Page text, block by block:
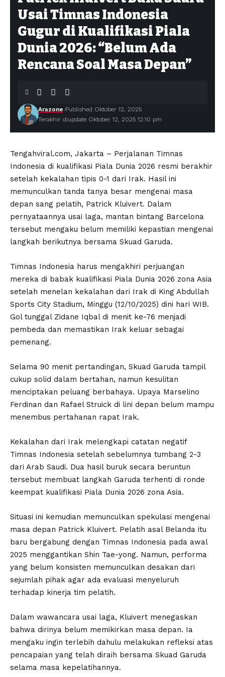
Usai Timnas Indonesia
Gugur di Kualifikasi Piala
Dunia 2026: “Belum Ada
Rencana Soal Masa Depan”
Terakhir diupdate Oktober 12, 2025 12:10 pm
Arazone Published Oktober 12, 2025
Tengahviral.com, Jakarta – Perjalanan Timnas
Indonesia di kualifikasi Piala Dunia 2026 resmi berakhir
setelah kekalahan tipis 0-1 dari Irak. Hasil ini
memunculkan tanda tanya besar mengenai masa
depan sang pelatih, Patrick Kluivert. Dalam
pernyataannya usai laga, mantan bintang Barcelona
tersebut mengaku belum memiliki kepastian mengenai
langkah berikutnya bersama Skuad Garuda.
Timnas Indonesia harus mengakhiri perjuangan
mereka di babak kualifikasi Piala Dunia 2026 zona Asia
setelah menelan kekalahan dari Irak di King Abdullah
Sports City Stadium, Minggu (12/10/2025) dini hari WIB.
Gol tunggal Zidane Iqbal di menit ke-76 menjadi
pembeda dan memastikan Irak keluar sebagai
pemenang.
Selama 90 menit pertandingan, Skuad Garuda tampil
cukup solid dalam bertahan, namun kesulitan
menciptakan peluang berbahaya. Upaya Marselino
Ferdinan dan Rafael Struick di lini depan belum mampu
menembus pertahanan rapat Irak.
Kekalahan dari Irak melengkapi catatan negatif
Timnas Indonesia setelah sebelumnya tumbang 2-3
dari Arab Saudi. Dua hasil buruk secara beruntun
tersebut membuat langkah Garuda terhenti di ronde
keempat kualifikasi Piala Dunia 2026 zona Asia.
Situasi ini kemudian memunculkan spekulasi mengenai
masa depan Patrick Kluivert. Pelatih asal Belanda itu
baru bergabung dengan Timnas Indonesia pada awal
2025 menggantikan Shin Tae-yong. Namun, performa
yang belum konsisten memunculkan desakan dari
sejumlah pihak agar ada evaluasi menyeluruh
terhadap kinerja tim pelatih.
Dalam wawancara usai laga, Kluivert menegaskan
bahwa dirinya belum memikirkan masa depan. Ia
mengaku ingin terlebih dahulu melakukan refleksi atas
pencapaian yang telah diraih bersama Skuad Garuda
selama masa kepelatihannya.